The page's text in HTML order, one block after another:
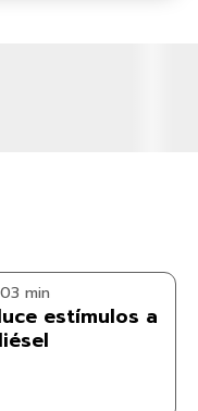
min
estímulos a